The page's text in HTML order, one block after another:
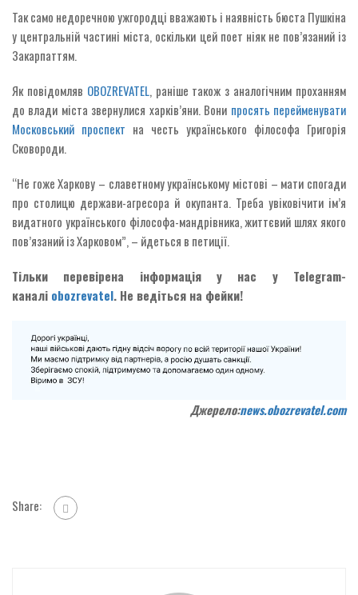
Так само недоречною ужгородці вважають і наявність бюста Пушкіна
у центральній частині міста, оскільки цей поет ніяк не пов’язаний із
Закарпаттям.
Як повідомляв OBOZREVATEL, раніше також з аналогічним проханням
до влади міста звернулися харків’яни. Вони просять перейменувати
Московський проспект на честь українського філософа Григорія
Сковороди.
“Не гоже Харкову – славетному українському містові – мати спогади
про столицю держави-агресора й окупанта. Треба увіковічити ім’я
видатного українського філософа-мандрівника, життєвий шлях якого
пов’язаний із Харковом”, – йдеться в петиції.
Тільки перевірена інформація у нас у Telegram-
каналі obozrevatel. Не ведіться на фейки!
Джерело:news.obozrevatel.com
Share: